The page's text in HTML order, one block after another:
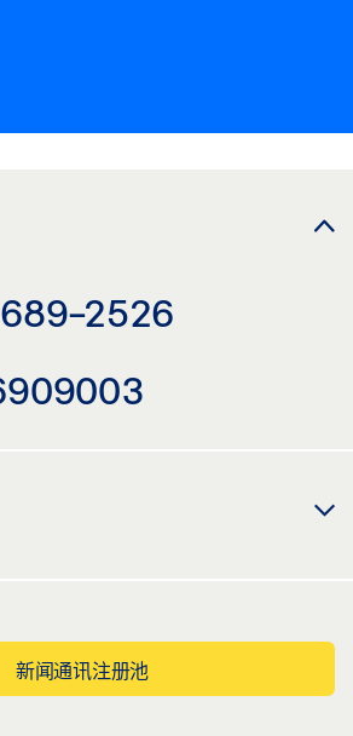
2526
新闻通讯注册池